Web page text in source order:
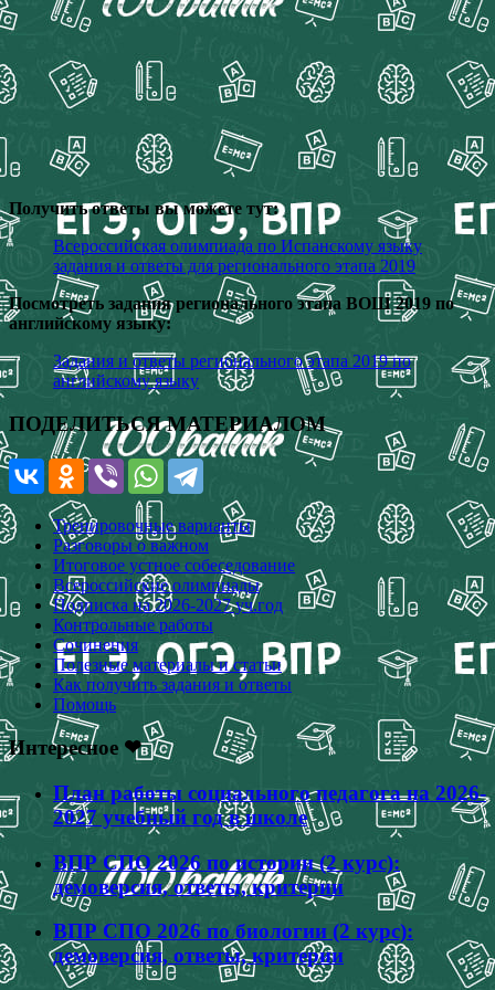
Получить ответы вы можете тут:
Всероссийская олимпиада по Испанскому языку
задания и ответы для регионального этапа 2019
Посмотреть задания регионального этапа ВОШ 2019 по
английскому языку:
Задания и ответы регионального этапа 2019 по
английскому языку
ПОДЕЛИТЬСЯ МАТЕРИАЛОМ
Тренировочные варианты
Разговоры о важном
Итоговое устное собеседование
Всероссийские олимпиады
Подписка на 2026-2027 уч.год
Контрольные работы
Сочинения
Полезные материалы и статьи
Как получить задания и ответы
Помощь
Интересное ❤
План работы социального педагога на 2026-
2027 учебный год в школе
ВПР СПО 2026 по истории (2 курс):
демоверсия, ответы, критерии
ВПР СПО 2026 по биологии (2 курс):
демоверсия, ответы, критерии